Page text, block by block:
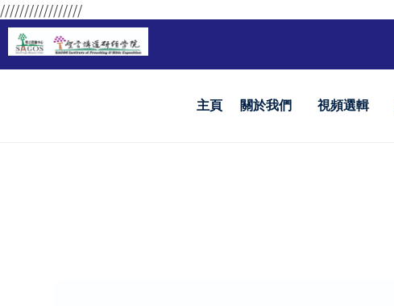
/////////////////
主頁 關於我們 視頻選輯